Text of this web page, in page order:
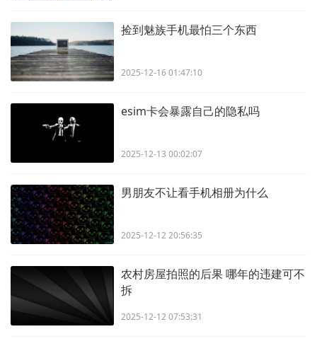
捡到魅族手机最怕三个东西
2025-12-16 01:47:10
esim卡会暴露自己的隐私吗
2025-12-13 00:02:07
男朋友不让看手机相册为什么
2025-12-12 20:56:35
农村房屋拍照的后果 哪年的违建可不
拆
2025-12-12 07:53:31